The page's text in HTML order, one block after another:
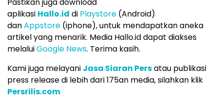
aplikasi Hallo.id di Playstore (Android)
danAppstore (iphone), untuk mendapatkan aneka
artikel yang menarik. Media Hallo.id dapat diakses
melaluiGoogle News. Terima kasih.
Kami juga melayani Jasa Siaran Persatau publikasi
press release di lebih dari 175an media, silahkan klik
Persrilis.com